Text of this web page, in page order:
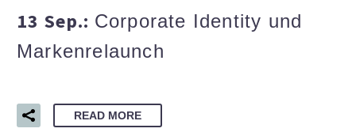
13 Sep.: Corporate Identity und
Markenrelaunch
READ MORE